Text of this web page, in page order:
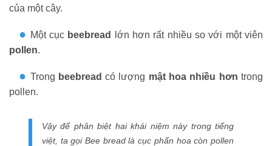
của một cây.
● Một cục beebread
lớn hơn rất nhiều so với một viên
pollen.
● Trong beebread có lượng mật hoa nhiều hơn trong
pollen.
Vậy để phân biệt hai khái niệm này trong tiếng
việt, ta gọi Bee bread là cục phấn hoa còn pollen